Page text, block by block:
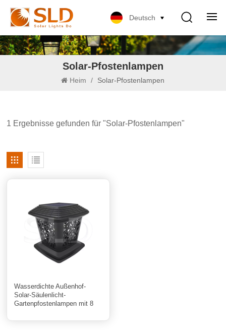
Deutsch
Solar-Pfostenlampen
Heim / Solar-Pfostenlampen
1 Ergebnisse gefunden für "Solar-Pfostenlampen"
Wasserdichte Außenhof-
Solar-Säulenlicht-
Gartenpfostenlampen mit 8